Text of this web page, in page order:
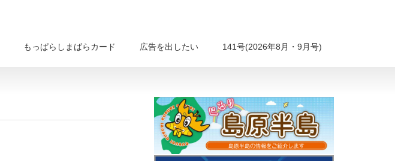
もっぱらしまばらカード 広告を出したい 141号(2026年8月・9月号)